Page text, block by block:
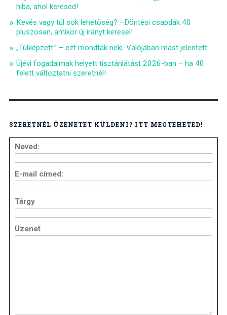
hiba, ahol keresed!
Kevés vagy túl sok lehetőség? –Döntési csapdák 40
pluszosan, amikor új irányt keresel!
„Túlképzett.” – ezt mondták neki. Valójában mást jelentett
Újévi fogadalmak helyett tisztánlátást 2026-ban – ha 40
felett változtatni szeretnél!
SZERETNÉL ÜZENETET KÜLDENI? ITT MEGTEHETED!
Neved:
E-mail címed:
Tárgy
Üzenet